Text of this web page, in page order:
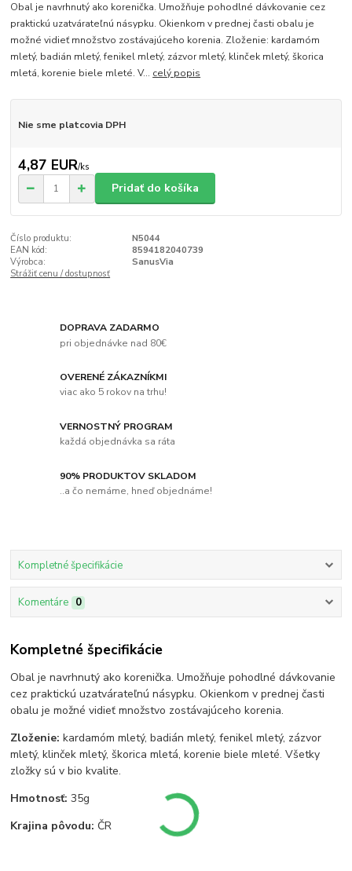
Obal je navrhnutý ako korenička. Umožňuje pohodlné dávkovanie cez
praktickú uzatvárateľnú násypku. Okienkom v prednej časti obalu je
možné vidieť množstvo zostávajúceho korenia. Zloženie: kardamóm
mletý, badián mletý, fenikel mletý, zázvor mletý, klinček mletý, škorica
mletá, korenie biele mleté. V... celý popis
Nie sme platcovia DPH
4,87 EUR/ks
Pridať do košíka
Číslo produktu:
N5044
EAN kód:
8594182040739
Výrobca:
SanusVia
Strážiť cenu / dostupnosť
DOPRAVA ZADARMO
pri objednávke nad 80€
OVERENÉ ZÁKAZNÍKMI
viac ako 5 rokov na trhu!
VERNOSTNÝ PROGRAM
každá objednávka sa ráta
90% PRODUKTOV SKLADOM
..a čo nemáme, hneď objednáme!
Kompletné špecifikácie
Komentáre 0
Kompletné špecifikácie
Obal je navrhnutý ako korenička. Umožňuje pohodlné dávkovanie
cez praktickú uzatvárateľnú násypku. Okienkom v prednej časti
obalu je možné vidieť množstvo zostávajúceho korenia.
Zloženie: kardamóm mletý, badián mletý, fenikel mletý, zázvor
mletý, klinček mletý, škorica mletá, korenie biele mleté. Všetky
zložky sú v bio kvalite.
Hmotnosť: 35g
Krajina pôvodu: ČR